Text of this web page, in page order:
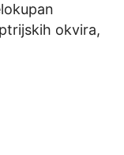
okvira,